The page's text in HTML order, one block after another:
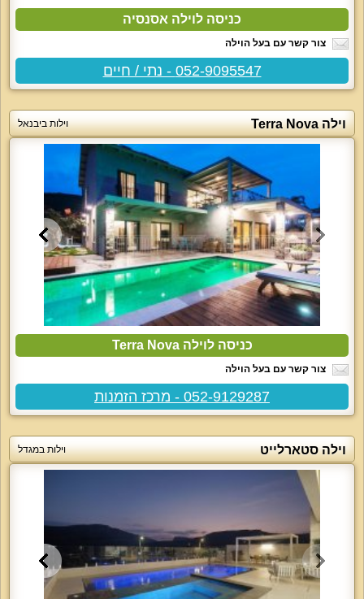
כניסה לוילה אסנסיה
צור קשר עם בעל הוילה
052-9095547 - נתי / חיים
וילה Terra Nova וילות ביבנאל
כניסה לוילה Terra Nova
צור קשר עם בעל הוילה
052-9129287 - מרכז הזמנות
וילה סטארלייט וילות במגדל